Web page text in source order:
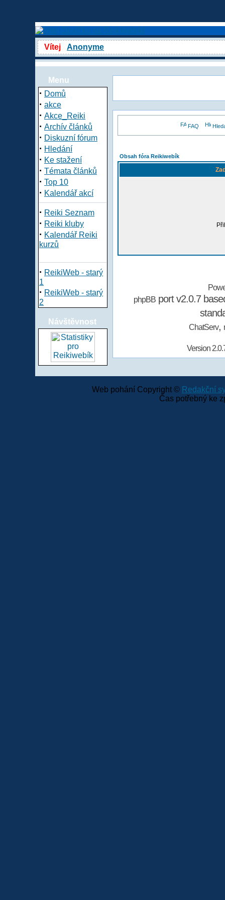
Vítej Anonyme
Menu
· Domů
· akce
· Akce_Reiki
· Archív článků
· Diskuzní fórum
· Hledání
· Ke stažení
· Témata článků
· Top 10
· Kalendář akcí
· Reiki Seznam
· Reiki kluby
· Kalendář Reiki
kurzů
· ReikiWeb - starý
1
· ReikiWeb - starý
2
Návštěvnost
FAQ
Obsah fóra Reikiwebík
phpBBport v2.0.7
ChatServ,
Version
Web pohání Copyright © Redakční
Čas potřebný ke